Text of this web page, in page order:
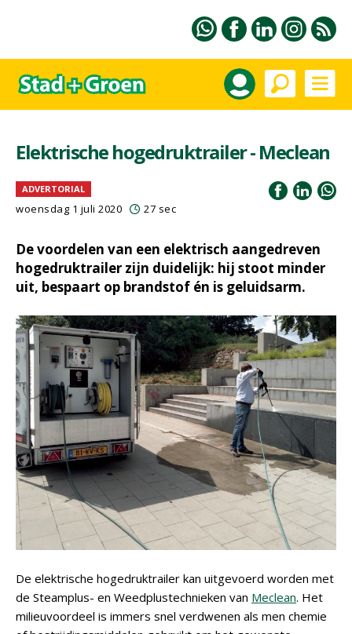
Elektrische hogedruktrailer - Meclean
ADVERTORIAL
woensdag 1 juli 2020 27 sec
De voordelen van een elektrisch aangedreven
hogedruktrailer zijn duidelijk: hij stoot minder
uit, bespaart op brandstof én is geluidsarm.
De elektrische hogedruktrailer kan uitgevoerd worden met
de Steamplus- en Weedplustechnieken van Meclean. Het
milieuvoordeel is immers snel verdwenen als men chemie